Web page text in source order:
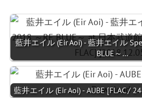
藍井エイル (Eir Aoi) - 藍井エイル
BLUE～…
藍井エイル (Eir Aoi) - AUBE [FLAC /